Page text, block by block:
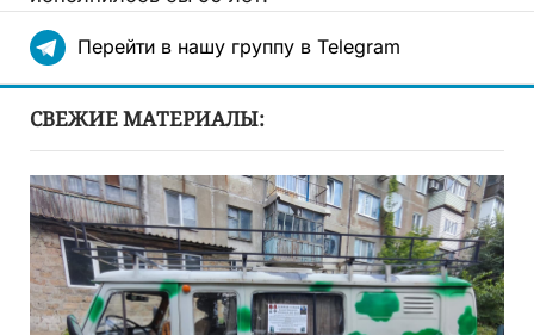
Перейти в нашу группу в Telegram
СВЕЖИЕ МАТЕРИАЛЫ: